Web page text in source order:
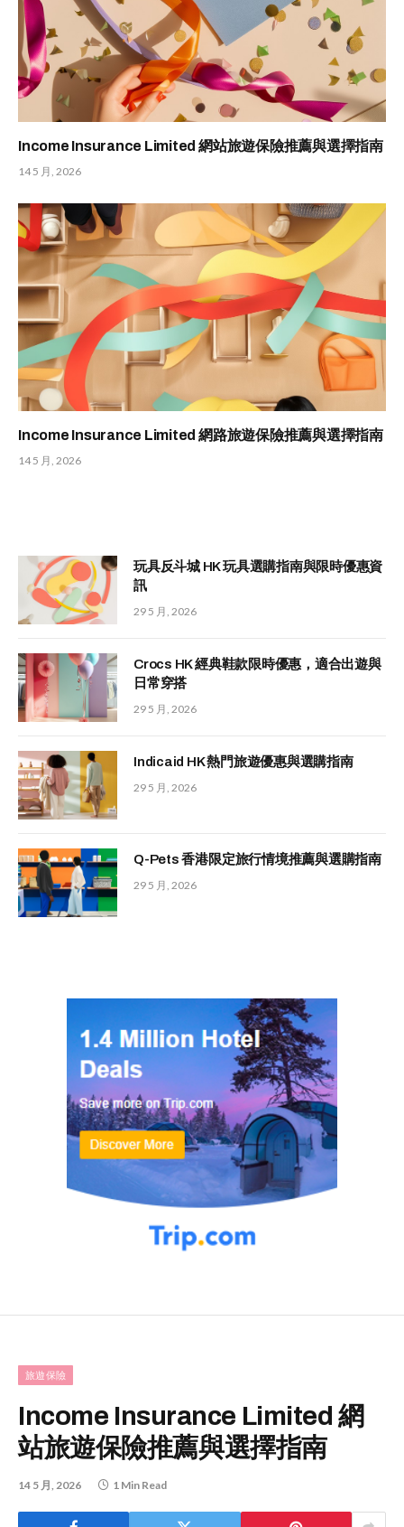
Income Insurance Limited 網站旅遊保險推薦與選擇指南
14 5 月, 2026
Income Insurance Limited 網路旅遊保險推薦與選擇指南
14 5 月, 2026
玩具反斗城 HK 玩具選購指南與限時優惠資
訊
29 5 月, 2026
Crocs HK 經典鞋款限時優惠，適合出遊與
日常穿搭
29 5 月, 2026
Indicaid HK 熱門旅遊優惠與選購指南
29 5 月, 2026
Q-Pets 香港限定旅行情境推薦與選購指南
29 5 月, 2026
旅遊保險
Income Insurance Limited 網
站旅遊保險推薦與選擇指南
14 5 月, 2026 1 Min Read